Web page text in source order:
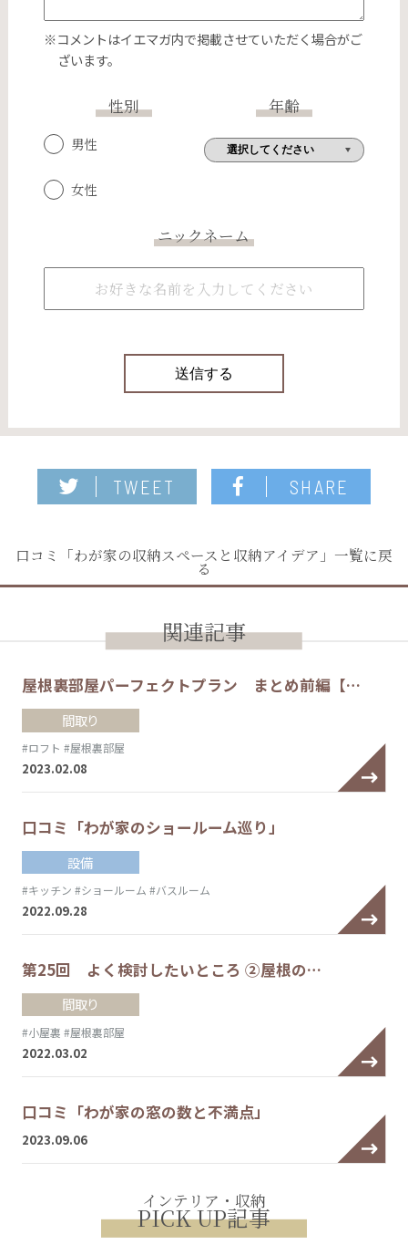
※コメントはイエマガ内で掲載させていただく場合がご
ざいます。
性別
男性
女性
年齢
ニックネーム
TWEET SHARE
口コミ「わが家の収納スペースと収納アイデア」一覧に戻
る
関連記事
屋根裏部屋パーフェクトプラン まとめ前編【…
間取り
#ロフト #屋根裏部屋
2023.02.08
口コミ「わが家のショールーム巡り」
設備
#キッチン #ショールーム #バスルーム
2022.09.28
第25回 よく検討したいところ ②屋根の…
間取り
#小屋裏 #屋根裏部屋
2022.03.02
口コミ「わが家の窓の数と不満点」
2023.09.06
インテリア・収納
PICK UP記事